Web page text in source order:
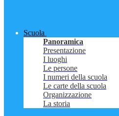
Scuola
Panoramica
Presentazione
I luoghi
Le persone
I numeri della scuola
Le carte della scuola
Organizzazione
La storia